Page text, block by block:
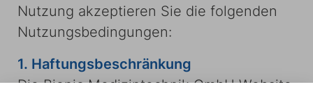
Nutzung akzeptieren Sie die folgenden
Nutzungsbedingungen:
1. Haftungsbeschränkung
Die Bionic Medizintechnik GmbH Website